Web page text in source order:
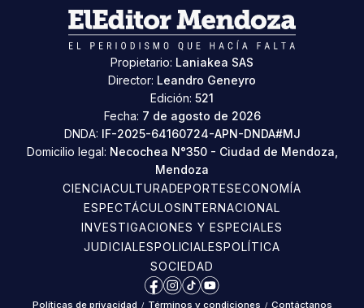
Propietario: Laniakea SAS
Director: Leandro Geneyro
Edición: 521
Fecha: 7 de agosto de 2026
DNDA: IF-2025-64160724-APN-DNDA#MJ
Domicilio legal: Necochea N°350 - Ciudad de Mendoza,
Mendoza
CIENCIACULTURADEPORTESECONOMÍA
ESPECTÁCULOSINTERNACIONAL
INVESTIGACIONES Y ESPECIALES
JUDICIALESPOLICIALESPOLÍTICA
SOCIEDAD
Facebook
Instagram
TikTokYouTube
Políticas de privacidad / Términos y condiciones / Contáctanos